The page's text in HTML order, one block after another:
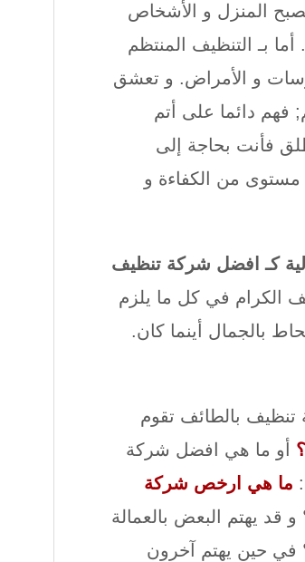
المنزل و الأشخاص
بـ التنظيف المنتظم
و الأمراض. و تعشق
فهم دائما على أتم
فأنت بحاجة إلى
من الكفاءة و
كـ افضل شركة تنظيف
الكرام في كل ما يلزم
بالجمال أينما كان.
بالطائف تقوم
أو ما هي افضل شركة
ما هي ارخص شركة
يهتم البعض بالعمالة
في حين يهتم آخرون